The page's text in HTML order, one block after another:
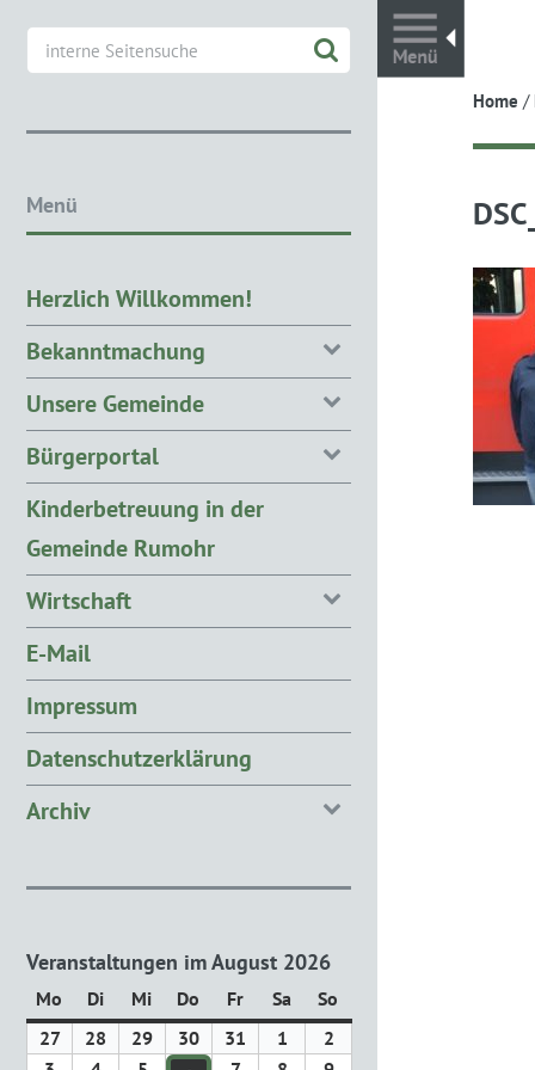
Home /
Menü
Herzlich Willkommen!
Bekanntmachung
Unsere Gemeinde
Bürgerportal
Kinderbetreuung in der
Gemeinde Rumohr
Wirtschaft
E-Mail
Impressum
Datenschutzerklärung
Archiv
Veranstaltungen im August 2026
Mo Montag
DiDienstag
Mi Mittwoch
Do Donnerstag
FrFreitag
Sa Samstag
So
2727. 28 29 30 31 1 2